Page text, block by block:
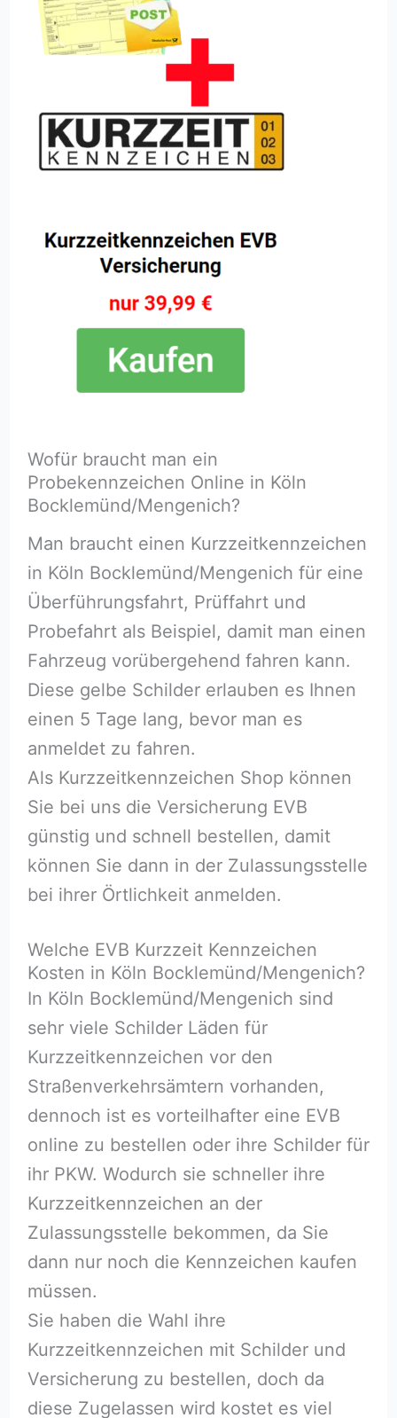
Wofür braucht man ein
Probekennzeichen Online in Köln
Bocklemünd/Mengenich?
Man braucht einen Kurzzeitkennzeichen
in Köln Bocklemünd/Mengenich für eine
Überführungsfahrt, Prüffahrt und
Probefahrt als Beispiel, damit man einen
Fahrzeug vorübergehend fahren kann.
Diese gelbe Schilder erlauben es Ihnen
einen 5 Tage lang, bevor man es
anmeldet zu fahren.
Als Kurzzeitkennzeichen Shop können
Sie bei uns die Versicherung EVB
günstig und schnell bestellen, damit
können Sie dann in der Zulassungsstelle
bei ihrer Örtlichkeit anmelden.
Welche EVB Kurzzeit Kennzeichen
Kosten in Köln Bocklemünd/Mengenich?
In Köln Bocklemünd/Mengenich sind
sehr viele Schilder Läden für
Kurzzeitkennzeichen vor den
Straßenverkehrsämtern vorhanden,
dennoch ist es vorteilhafter eine EVB
online zu bestellen oder ihre Schilder für
ihr PKW. Wodurch sie schneller ihre
Kurzzeitkennzeichen an der
Zulassungsstelle bekommen, da Sie
dann nur noch die Kennzeichen kaufen
müssen.
Sie haben die Wahl ihre
Kurzzeitkennzeichen mit Schilder und
Versicherung zu bestellen, doch da
diese Zugelassen wird kostet es viel